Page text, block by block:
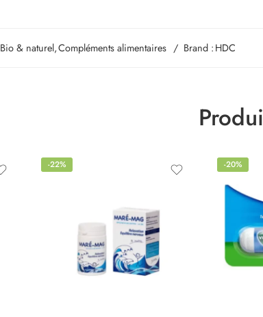
Bio & naturel,Compléments alimentaires Brand :HDC
-22% -20%